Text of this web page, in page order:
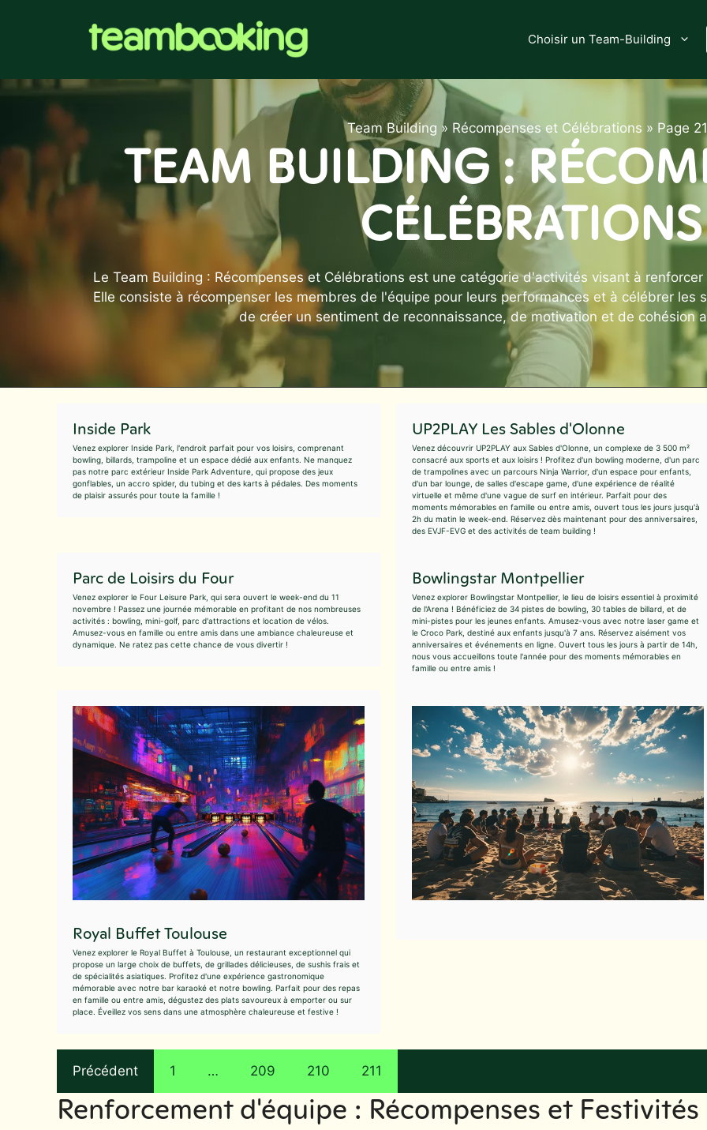
Choisir un Team-Building
Team Building » Récompenses et Célébrations » Page
TEAM BUILDING :
CÉLÉBRATIONS
Le Team Building : Récompenses et Célébrations est une catégorie d'activités visant à
Elle consiste à récompenser les membres de l'équipe pour leurs performances et à célébrer
de créer un sentiment de reconnaissance, de motivation et de cohésion
Inside Park
Venez explorer Inside Park, l'endroit parfait pour vos loisirs, comprenant
bowling, billards, trampoline et un espace dédié aux enfants. Ne manquez
pas notre parc extérieur Inside Park Adventure, qui propose des jeux
gonflables, un accro spider, du tubing et des karts à pédales. Des moments
de plaisir assurés pour toute la famille !
UP2PLAY Les Sables d'Olonne
Venez découvrir UP2PLAY aux Sables d'Olonne, un complexe de 3 500 m²
consacré aux sports et aux loisirs ! Profitez d'un bowling moderne, d'un parc
de trampolines avec un parcours Ninja Warrior, d'un espace pour enfants,
d'un bar lounge, de salles d'escape game, d'une expérience de réalité
virtuelle et même d'une vague de surf en intérieur. Parfait pour des
moments mémorables en famille ou entre amis, ouvert tous les jours jusqu'à
2h du matin le week-end. Réservez dès maintenant pour des anniversaires,
des EVJF-EVG et des activités de team building !
Parc de Loisirs du Four
Venez explorer le Four Leisure Park, qui sera ouvert le week-end du 11
novembre ! Passez une journée mémorable en profitant de nos nombreuses
activités : bowling, mini-golf, parc d'attractions et location de vélos.
Amusez-vous en famille ou entre amis dans une ambiance chaleureuse et
dynamique. Ne ratez pas cette chance de vous divertir !
Bowlingstar Montpellier
Venez explorer Bowlingstar Montpellier, le lieu de loisirs essentiel à proximité
de l'Arena ! Bénéficiez de 34 pistes de bowling, 30 tables de billard, et de
mini-pistes pour les jeunes enfants. Amusez-vous avec notre laser game et
le Croco Park, destiné aux enfants jusqu'à 7 ans. Réservez aisément vos
anniversaires et événements en ligne. Ouvert tous les jours à partir de 14h,
nous vous accueillons toute l'année pour des moments mémorables en
famille ou entre amis !
Royal Buffet Toulouse
Venez explorer le Royal Buffet à Toulouse, un restaurant exceptionnel qui
propose un large choix de buffets, de grillades délicieuses, de sushis frais et
de spécialités asiatiques. Profitez d'une expérience gastronomique
mémorable avec notre bar karaoké et notre bowling. Parfait pour des repas
en famille ou entre amis, dégustez des plats savoureux à emporter ou sur
place. Éveillez vos sens dans une atmosphère chaleureuse et festive !
Précédent 1 … 209 210 211
Renforcement d'équipe : Récompenses et Festivités